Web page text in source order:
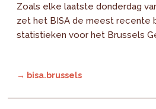
Zoals elke laatste donderdag
zet het BISA de meest recente
statistieken voor het Brussels
→ bisa.brussels